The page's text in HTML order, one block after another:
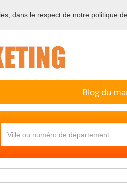
et de la communication en
Blog du
dans le respect de notre politique